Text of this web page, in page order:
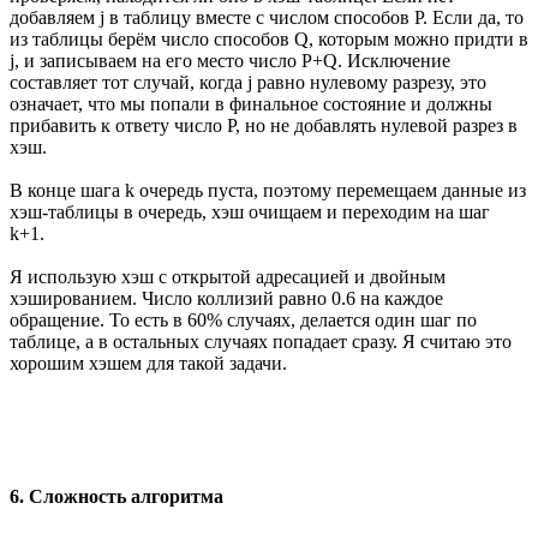
добавляем j в таблицу вместе с числом способов P. Если да, то
из таблицы берём число способов Q, которым можно придти в
j, и записываем на его место число P+Q. Исключение
составляет тот случай, когда j равно нулевому разрезу, это
означает, что мы попали в финальное состояние и должны
прибавить к ответу число P, но не добавлять нулевой разрез в
хэш.
В конце шага k очередь пуста, поэтому перемещаем данные из
хэш-таблицы в очередь, хэш очищаем и переходим на шаг
k+1.
Я использую хэш с открытой адресацией и двойным
хэшированием. Число коллизий равно 0.6 на каждое
обращение. То есть в 60% случаях, делается один шаг по
таблице, а в остальных случаях попадает сразу. Я считаю это
хорошим хэшем для такой задачи.
6. Сложность алгоритма